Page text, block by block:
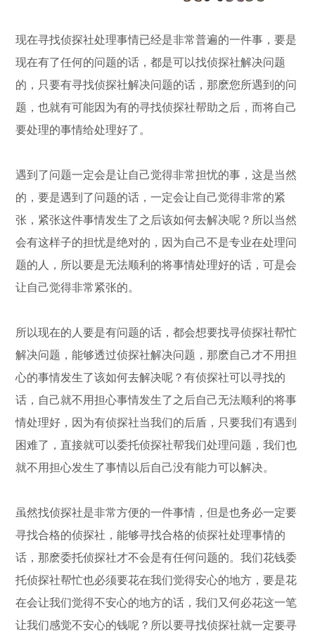
现在寻找侦探社处理事情已经是非常普遍的一件事，要是
现在有了任何的问题的话，都是可以找侦探社解决问题
的，只要有寻找侦探社解决问题的话，那麽您所遇到的问
题，也就有可能因为有的寻找侦探社帮助之后，而将自己
要处理的事情给处理好了。
遇到了问题一定会是让自己觉得非常担忧的事，这是当然
的，要是遇到了问题的话，一定会让自己觉得非常的紧
张，紧张这件事情发生了之后该如何去解决呢？所以当然
会有这样子的担忧是绝对的，因为自己不是专业在处理问
题的人，所以要是无法顺利的将事情处理好的话，可是会
让自己觉得非常紧张的。
所以现在的人要是有问题的话，都会想要找寻侦探社帮忙
解决问题，能够透过侦探社解决问题，那麽自己才不用担
心的事情发生了该如何去解决呢？有侦探社可以寻找的
话，自己就不用担心事情发生了之后自己无法顺利的将事
情处理好，因为有侦探社当我们的后盾，只要我们有遇到
困难了，直接就可以委托侦探社帮我们处理问题，我们也
就不用担心发生了事情以后自己没有能力可以解决。
虽然找侦探社是非常方便的一件事情，但是也务必一定要
寻找合格的侦探社，能够寻找合格的侦探社处理事情的
话，那麽委托侦探社才不会是有任何问题的。我们花钱委
托侦探社帮忙也必须要花在我们觉得安心的地方，要是花
在会让我们觉得不安心的地方的话，我们又何必花这一笔
让我们感觉不安心的钱呢？所以要寻找侦探社就一定要寻